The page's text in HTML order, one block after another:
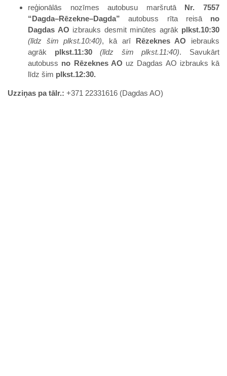
reģionālās nozīmes autobusu maršrutā Nr. 7557
“Dagda–Rēzekne–Dagda” autobuss rīta reisā no
Dagdas AO izbrauks desmit minūtes agrāk plkst.10:30
(līdz šim plkst.10:40), kā arī Rēzeknes AO iebrauks
agrāk plkst.11:30 (līdz šim plkst.11:40). Savukārt
autobuss no Rēzeknes AO uz Dagdas AO izbrauks kā
līdz šim plkst.12:30.
Uzziņas pa tālr.: +371 22331616 (Dagdas AO)